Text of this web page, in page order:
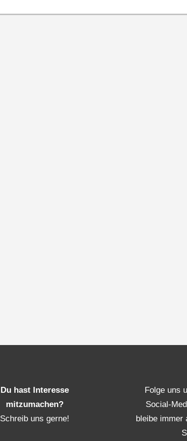
Du hast Interesse
mitzumachen?
Schreib uns gerne!
Folge uns
Social-
bleibe immer